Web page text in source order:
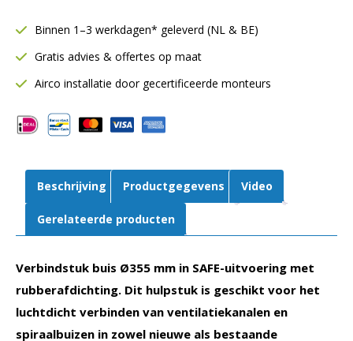
Ø355
|
SAFE
rubberafdichting
aantal
Binnen 1–3 werkdagen* geleverd (NL & BE)
Gratis advies & offertes op maat
Airco installatie door gecertificeerde monteurs
Beschrijving Productgegevens Video
Gerelateerde producten
Verbindstuk buis Ø355 mm in SAFE-uitvoering met
rubberafdichting. Dit hulpstuk is geschikt voor het
luchtdicht verbinden van ventilatiekanalen en
spiraalbuizen in zowel nieuwe als bestaande